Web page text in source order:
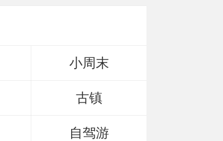
小周末
古镇
自驾游